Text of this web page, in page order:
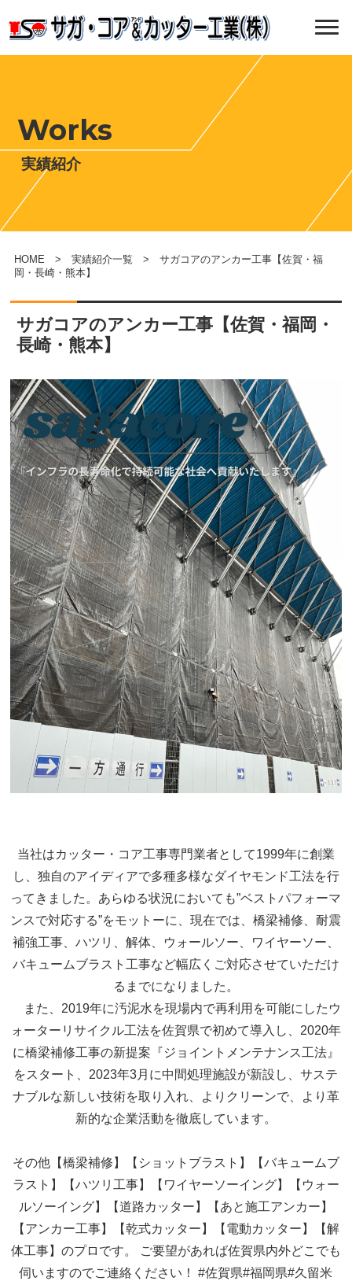
Works
実績紹介
HOME > 実績紹介一覧 > サガコアのアンカー工事【佐賀・福
岡・長崎・熊本】
サガコアのアンカー工事【佐賀・福岡・
長崎・熊本】
当社はカッター・コア工事専門業者として1999年に創業
し、独自のアイディアで多種多様なダイヤモンド工法を行
ってきました。あらゆる状況においても”ベストパフォーマ
ンスで対応する”をモットーに、現在では、橋梁補修、耐震
補強工事、ハツリ、解体、ウォールソー、ワイヤーソー、
バキュームブラスト工事など幅広くご対応させていただけ
るまでになりました。
また、2019年に汚泥水を現場内で再利用を可能にしたウ
ォーターリサイクル工法を佐賀県で初めて導入し、2020年
に橋梁補修工事の新提案『ジョイントメンテナンス工法』
をスタート、2023年3月に中間処理施設が新設し、サステ
ナブルな新しい技術を取り入れ、よりクリーンで、より革
新的な企業活動を徹底しています。
その他【橋梁補修】【ショットブラスト】【バキュームブ
ラスト】【ハツリ工事】【ワイヤーソーイング】【ウォー
ルソーイング】【道路カッター】【あと施工アンカー】
【アンカー工事】【乾式カッター】【電動カッター】【解
体工事】のプロです。 ご要望があれば佐賀県内外どこでも
伺いますのでご連絡ください！#佐賀県#福岡県#久留米